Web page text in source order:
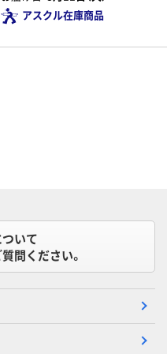
アスクル在庫商品
いて
問ください。